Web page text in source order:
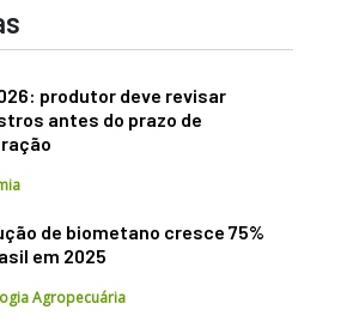
produtor deve revisar
antes do prazo de
de biometano cresce 75%
em 2025
Agropecuária